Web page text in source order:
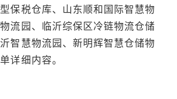
保税仓库、山东顺和国际智慧物
流园、临沂综保区冷链物流仓储
智慧物流园、新明辉智慧仓储物
详细内容。